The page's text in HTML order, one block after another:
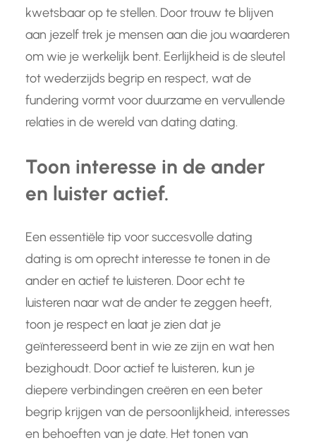
kwetsbaar op te stellen. Door trouw te blijven
aan jezelf trek je mensen aan die jou waarderen
om wie je werkelijk bent. Eerlijkheid is de sleutel
tot wederzijds begrip en respect, wat de
fundering vormt voor duurzame en vervullende
relaties in de wereld van dating dating.
Toon interesse in de ander
en luister actief.
Een essentiële tip voor succesvolle dating
dating is om oprecht interesse te tonen in de
ander en actief te luisteren. Door echt te
luisteren naar wat de ander te zeggen heeft,
toon je respect en laat je zien dat je
geïnteresseerd bent in wie ze zijn en wat hen
bezighoudt. Door actief te luisteren, kun je
diepere verbindingen creëren en een beter
begrip krijgen van de persoonlijkheid, interesses
en behoeften van je date. Het tonen van